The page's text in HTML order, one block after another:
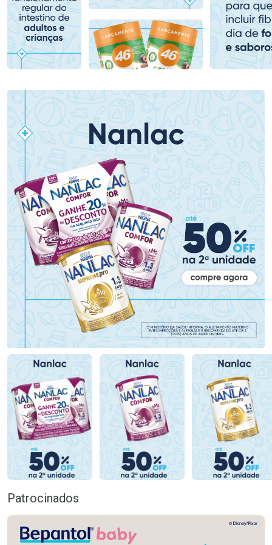
Comprar sem Desconto
Por R$ 80,99/cada
Comprar sem Desconto
Por R$ 80,99/cada
Comprar sem Desconto
Por R$ 49,99/cada
Comprar sem Desconto
Por R$ 49,99/cada
Patrocinados